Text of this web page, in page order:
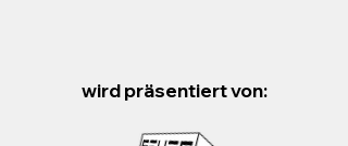
wird präsentiert von: